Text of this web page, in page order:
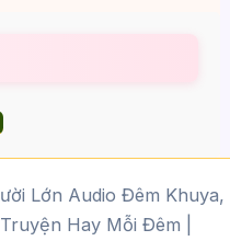
Lớn Audio Đêm Khuya,
Hay Mỗi Đêm |